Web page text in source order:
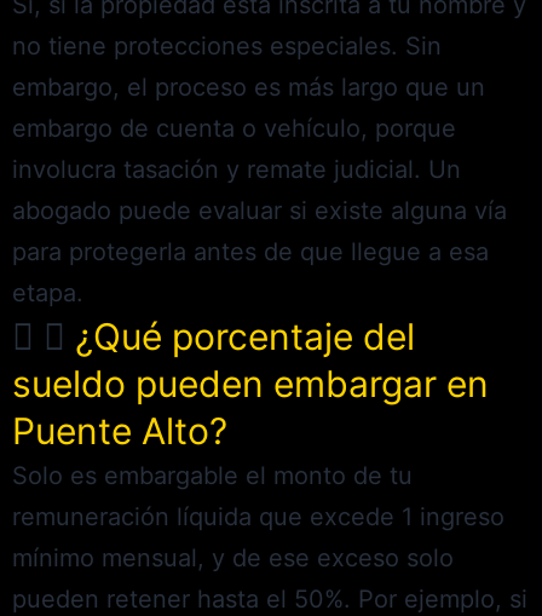
no tiene protecciones especiales. Sin
embargo, el proceso es más largo que un
embargo de cuenta o vehículo, porque
involucra tasación y remate judicial. Un
abogado puede evaluar si existe alguna vía
para protegerla antes de que llegue a esa
etapa.
¿Qué porcentaje del
sueldo pueden embargar en
Puente Alto?
Solo es embargable el monto de tu
remuneración líquida que excede 1 ingreso
mínimo mensual, y de ese exceso solo
pueden retener hasta el 50%. Por ejemplo, si